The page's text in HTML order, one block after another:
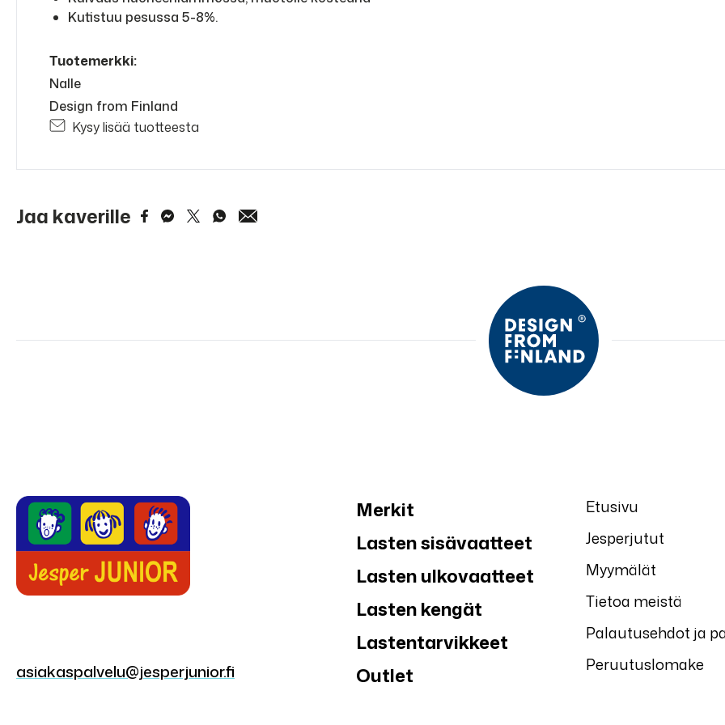
Kutistuu pesussa 5-8%.
Tuotemerkki:
Nalle
Design from Finland
Kysy lisää tuotteesta
Jaa kaverille
asiakaspalvelu@jesperjunior.fi
Merkit
Lasten sisävaatteet
Lasten ulkovaatteet
Lasten kengät
Lastentarvikkeet
Outlet
Etusivu
Jesperjutut
Myymälät
Tietoa meistä
Palautusehdot ja
Peruutuslomake